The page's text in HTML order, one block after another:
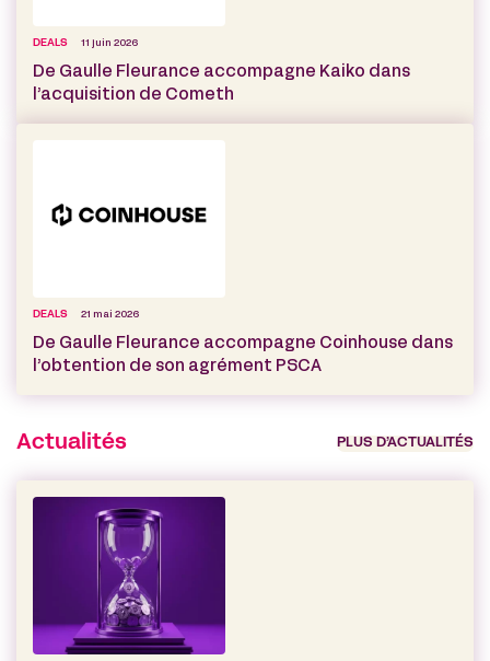
DEALS 11 juin 2026
De Gaulle Fleurance accompagne Kaiko dans
l’acquisition de Cometh
DEALS 21 mai 2026
De Gaulle Fleurance accompagne Coinhouse dans
l’obtention de son agrément PSCA
Actualités PLUS D’ACTUALITÉS